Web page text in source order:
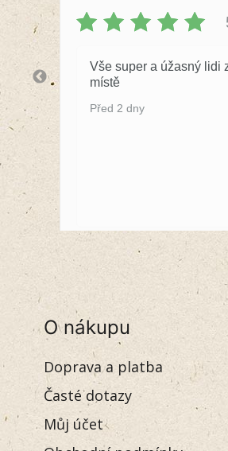
Vše super a úžasný lidi
místě
Před 2 dny
O nákupu
Doprava a platba
Časté dotazy
Můj účet